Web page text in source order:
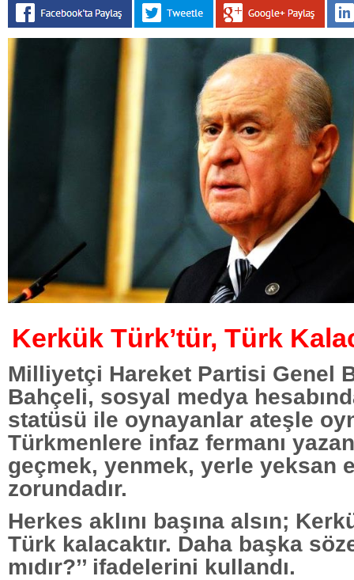
Kerkük Türk’tür, Türk
Milliyetçi Hareket Partisi Genel
Bahçeli, sosyal medya
statüsü ile oynayanlar ateşle
Türkmenlere infaz fermanı
geçmek, yenmek, yerle yeksan
zorundadır.
Herkes aklını başına alsın;
Türk kalacaktır. Daha başka
mıdır?’’ ifadelerini kullandı.